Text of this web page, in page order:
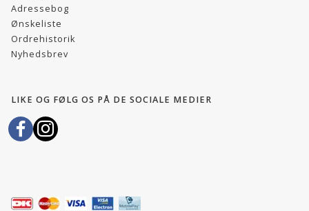
Adressebog
Ønskeliste
Ordrehistorik
Nyhedsbrev
LIKE OG FØLG OS PÅ DE SOCIALE MEDIER